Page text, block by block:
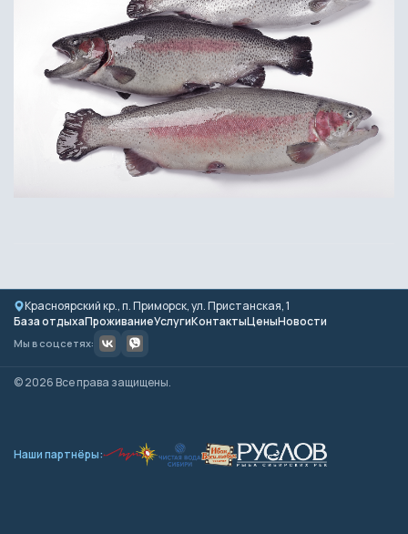
Красноярский кр., п. Приморск, ул. Пристанская, 1
База отдыхаПроживаниеУслугиКонтактыЦеныНовости
Мы в соцсетях:
© 2026 Все права защищены.
Наши партнёры: